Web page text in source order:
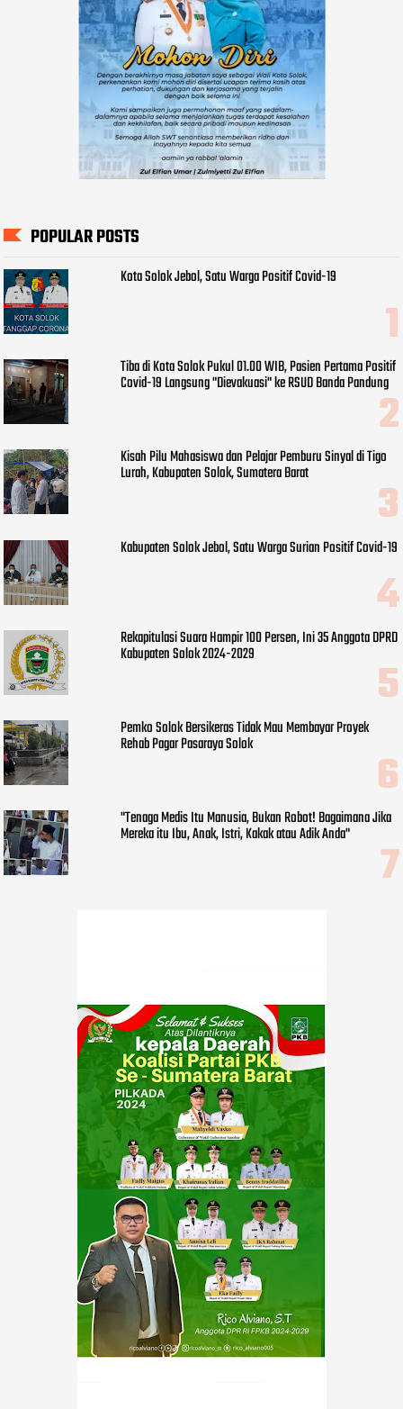
POPULAR POSTS
Kota Solok Jebol, Satu Warga Positif Covid-19
Tiba di Kota Solok Pukul 01.00 WIB, Pasien Pertama Positif
Covid-19 Langsung "Dievakuasi" ke RSUD Banda Pandung
Kisah Pilu Mahasiswa dan Pelajar Pemburu Sinyal di Tigo
Lurah, Kabupaten Solok, Sumatera Barat
Kabupaten Solok Jebol, Satu Warga Surian Positif Covid-19
Rekapitulasi Suara Hampir 100 Persen, Ini 35 Anggota DPRD
Kabupaten Solok 2024-2029
Pemko Solok Bersikeras Tidak Mau Membayar Proyek
Rehab Pagar Pasaraya Solok
"Tenaga Medis Itu Manusia, Bukan Robot! Bagaimana Jika
Mereka itu Ibu, Anak, Istri, Kakak atau Adik Anda"